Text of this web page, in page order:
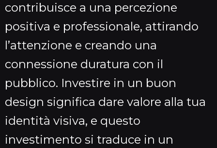
contribuisce a una percezione
positiva e professionale, attirando
l’attenzione e creando una
connessione duratura con il
pubblico. Investire in un buon
design significa dare valore alla tua
identità visiva, e questo
investimento si traduce in un